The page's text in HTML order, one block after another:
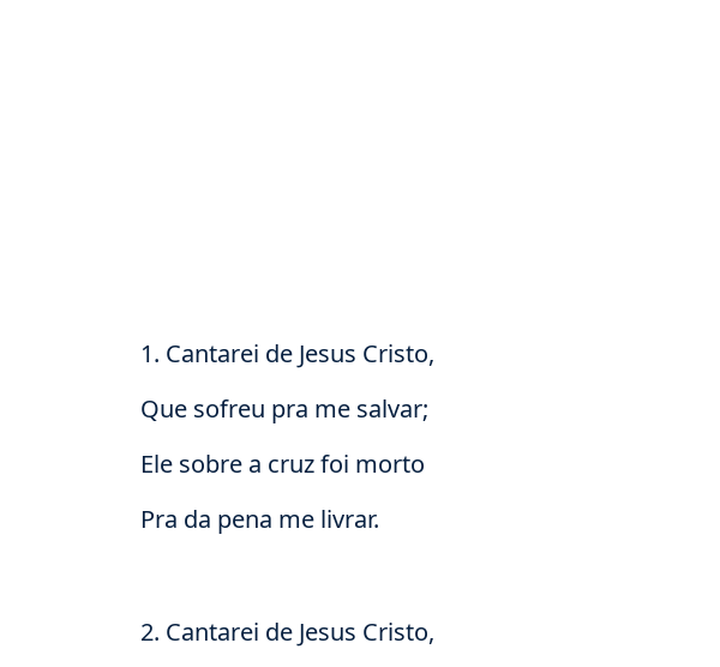
1. Cantarei de Jesus Cristo,
Que sofreu pra me salvar;
Ele sobre a cruz foi morto
Pra da pena me livrar.
2. Cantarei de Jesus Cristo,